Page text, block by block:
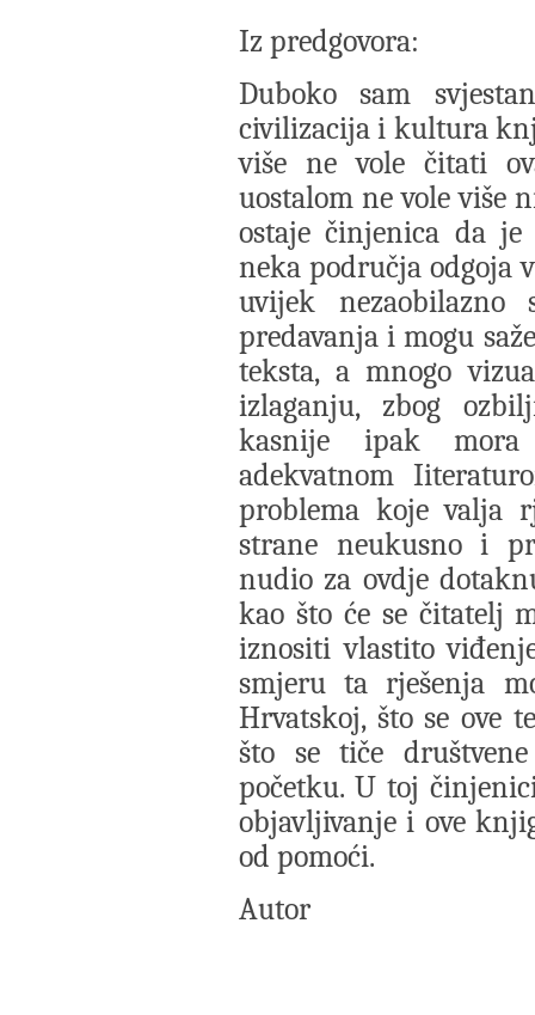
Iz predgovora:
Duboko sam
civilizacija i kultura
više ne vole čitati
uostalom ne vole više
ostaje činjenica da
neka područja odgoja
uvijek nezaobilazno
predavanja i mogu
teksta, a mnogo
izlaganju, zbog
kasnije ipak mora
adekvatnom
problema koje valja
strane neukusno i
nudio za ovdje
kao što će se čitatelj
iznositi vlastito
smjeru ta rješenja
Hrvatskoj, što se ove
što se tiče
početku. U toj
objavljivanje i ove
od pomoći.
Autor